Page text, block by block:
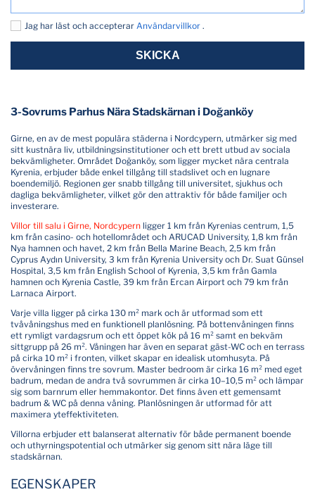
Jag har läst och accepterar Användarvillkor .
SKICKA
3-Sovrums Parhus Nära Stadskärnan i Doğanköy
Girne, en av de mest populära städerna i Nordcypern, utmärker sig med
sitt kustnära liv, utbildningsinstitutioner och ett brett utbud av sociala
bekvämligheter. Området Doğanköy, som ligger mycket nära centrala
Kyrenia, erbjuder både enkel tillgång till stadslivet och en lugnare
boendemiljö. Regionen ger snabb tillgång till universitet, sjukhus och
dagliga bekvämligheter, vilket gör den attraktiv för både familjer och
investerare.
Villor till salu i Girne, Nordcypern ligger 1 km från Kyrenias centrum, 1,5
km från casino- och hotellområdet och ARUCAD University, 1,8 km från
Nya hamnen och havet, 2 km från Bella Marine Beach, 2,5 km från
Cyprus Aydın University, 3 km från Kyrenia University och Dr. Suat Günsel
Hospital, 3,5 km från English School of Kyrenia, 3,5 km från Gamla
hamnen och Kyrenia Castle, 39 km från Ercan Airport och 79 km från
Larnaca Airport.
Varje villa ligger på cirka 130 m² mark och är utformad som ett
tvåvåningshus med en funktionell planlösning. På bottenvåningen finns
ett rymligt vardagsrum och ett öppet kök på 16 m² samt en bekväm
sittgrupp på 26 m². Våningen har även en separat gäst-WC och en terrass
på cirka 10 m² i fronten, vilket skapar en idealisk utomhusyta. På
övervåningen finns tre sovrum. Master bedroom är cirka 16 m² med eget
badrum, medan de andra två sovrummen är cirka 10–10,5 m² och lämpar
sig som barnrum eller hemmakontor. Det finns även ett gemensamt
badrum & WC på denna våning. Planlösningen är utformad för att
maximera yteffektiviteten.
Villorna erbjuder ett balanserat alternativ för både permanent boende
och uthyrningspotential och utmärker sig genom sitt nära läge till
stadskärnan.
EGENSKAPER